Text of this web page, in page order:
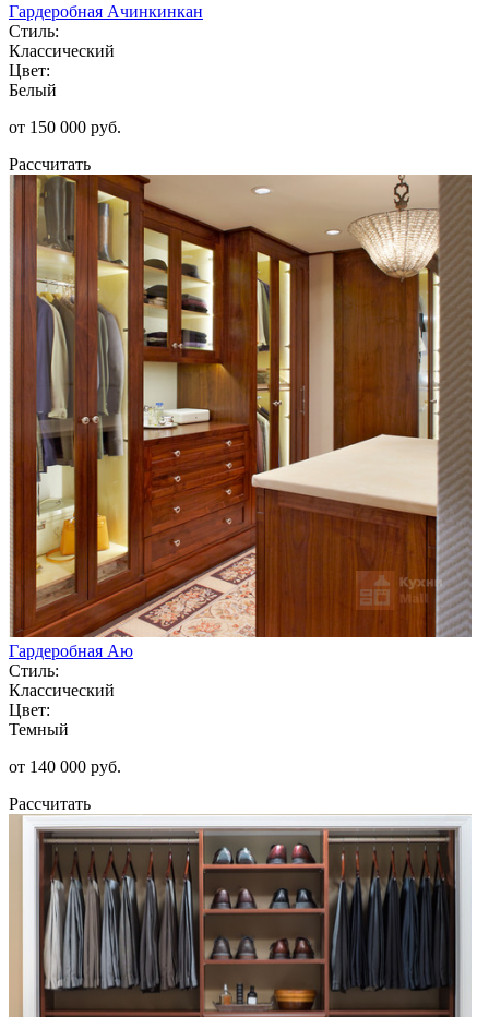
Гардеробная Ачинкинкан
Стиль:
Классический
Цвет:
Белый
от 150 000 руб.
Рассчитать
Гардеробная Аю
Стиль:
Классический
Цвет:
Темный
от 140 000 руб.
Рассчитать